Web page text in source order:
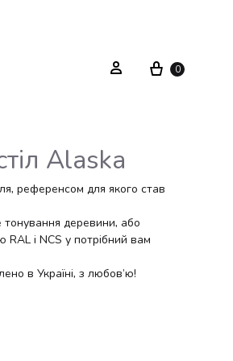
Sign in Cart
0
Alaska
референсом для якого став
деревини, або
і NCS у потрібний вам
в Україні, з любов’ю!